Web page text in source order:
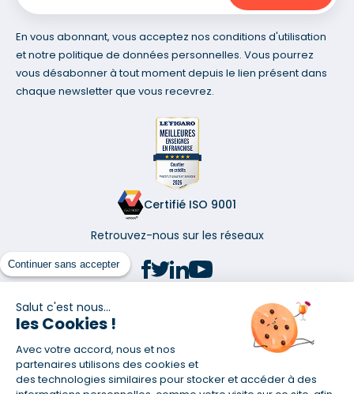
Continuer sans accepter
Salut c'est nous...
les Cookies !
Avec votre accord, nous et nos
partenaires utilisons des cookies et
des technologies similaires pour stocker et accéder à des
En vous abonnant, vous acceptez nos conditions d'utilisation
et notre politique de données personnelles. Vous pourrez
vous désabonner à tout moment depuis le lien présent dans
chaque newsletter que vous recevrez.
Certifié ISO 9001
Retrouvez-nous sur les réseaux
(1) Taux fixe national hors assurance et selon votre profil
(2) Économie de 65 % pour l'assurance d'un prêt amortissable de 330
457,23 € à 0,90 % sur 19,5 ans, accordé à un salarié non cadre assuré à
100 % (décès, PTIA, IPP, ITT, IPP) âgé de 36 ans fumeur et une personne
salariée non cadre assurée à 100 % (décès, PTIA, IPP, ITT, IPP) âgée de 35